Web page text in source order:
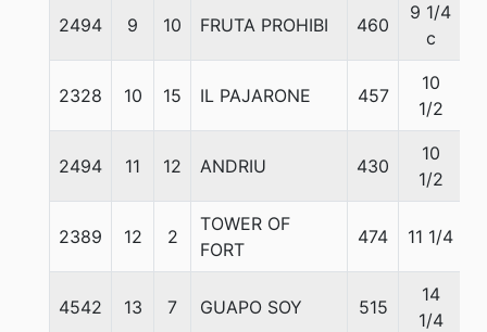
2494 9 10 FRUTA PROHIBI 460
9 1/4
c
2328 10 15 IL PAJARONE 457
10
1/2
2494 11 12 ANDRIU 430
10
1/2
2389 12 2
TOWER OF
FORT
474 11 1/4
4542 13 7 GUAPO SOY 515
14
1/4